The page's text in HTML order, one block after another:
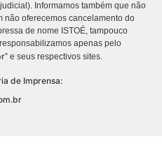
Informamos também que não
não oferecemos cancelamento do
de nome ISTOÉ, tampouco
apenas pelo
” e seus respectivos sites.
de Imprensa: